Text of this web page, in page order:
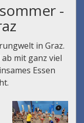
-
in Graz.
mit ganz viel
Essen